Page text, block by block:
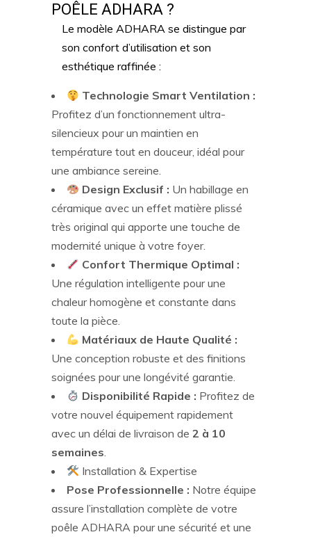
POÊLE ADHARA ?
Le modèle ADHARA se distingue par
son confort d’utilisation et son
esthétique raffinée :
Technologie Smart Ventilation :
Profitez d’un fonctionnement ultra-
silencieux pour un maintien en
température tout en douceur, idéal pour
une ambiance sereine.
Design Exclusif : Un habillage en
céramique avec un effet matière plissé
très original qui apporte une touche de
modernité unique à votre foyer.
Confort Thermique Optimal :
Une régulation intelligente pour une
chaleur homogène et constante dans
toute la pièce.
Matériaux de Haute Qualité :
Une conception robuste et des finitions
soignées pour une longévité garantie.
Disponibilité Rapide : Profitez de
votre nouvel équipement rapidement
avec un délai de livraison de 2 à 10
semaines.
Installation & Expertise
Pose Professionnelle : Notre équipe
assure l’installation complète de votre
poêle ADHARA pour une sécurité et une